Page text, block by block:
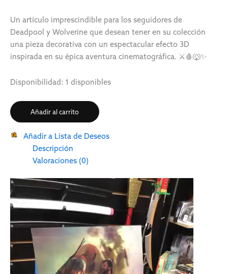
Un artículo imprescindible para los seguidores de
Deadpool y Wolverine que desean tener en su colección
una pieza decorativa con un espectacular efecto 3D
inspirada en su épica aventura cinematográfica. ⚔️🩸🐺✨
Disponibilidad: 1 disponibles
Añadir al carrito
Añadir a Lista de Deseos
Descripción
Valoraciones (0)